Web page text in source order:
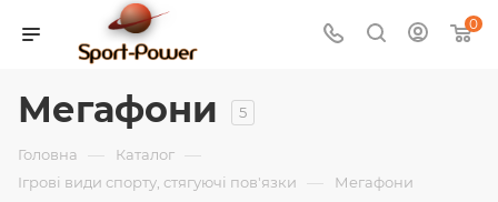
0
Мегафони 5
Головна — Каталог —
Ігрові види спорту, стягуючі пов'язки — Мегафони